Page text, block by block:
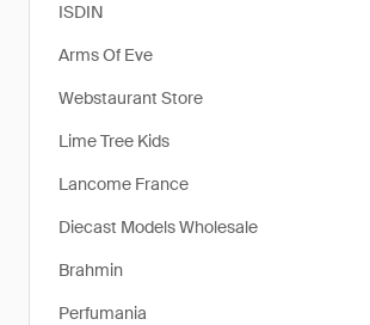
ISDIN
Arms Of Eve
Webstaurant Store
Lime Tree Kids
Lancome France
Diecast Models Wholesale
Brahmin
Perfumania